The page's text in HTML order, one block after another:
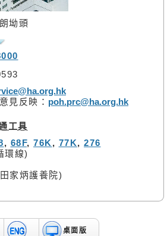
坳頭
見反映： poh.prc@ha.org.hk
工具
, 68F, 76K , 77K, 276
環線)
家炳護養院)
桌面版